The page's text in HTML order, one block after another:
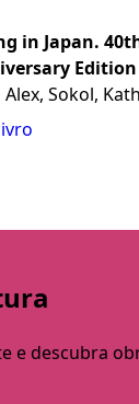
in Japan.
Edition
Alex, Sokol,
e descubra